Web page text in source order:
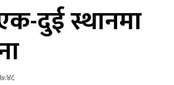
दुई स्थानमा